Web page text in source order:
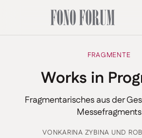
FRAGMENTE
Works in
Fragmentarisches aus der
Messefragments
VONKARINA ZYBINA UND